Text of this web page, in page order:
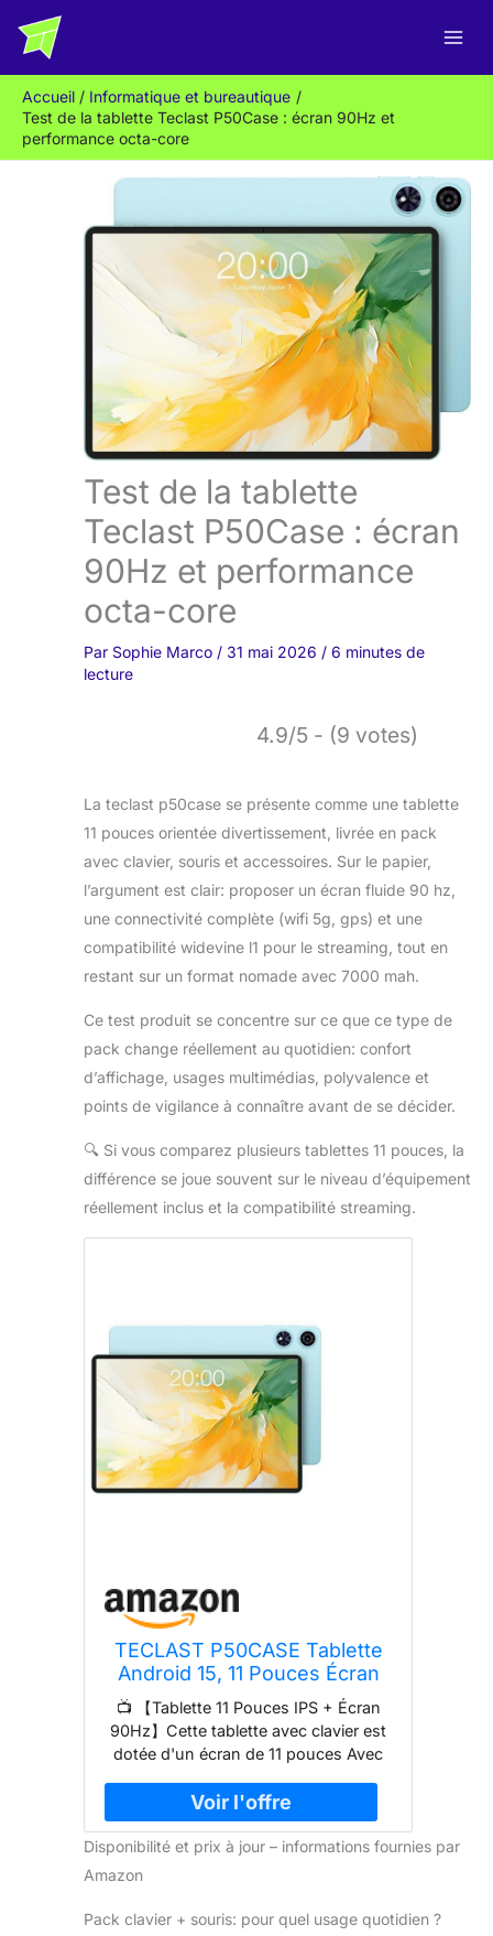
Accueil
Informatique et bureautique
Test de la tablette Teclast P50Case : écran 90Hz et
performance octa-core
Test de la tablette
Teclast P50Case : écran
90Hz et performance
octa-core
Par Sophie Marco / 31 mai 2026 / 6 minutes de
lecture
4.9/5 - (9 votes)
La teclast p50case se présente comme une tablette
11 pouces orientée divertissement, livrée en pack
avec clavier, souris et accessoires. Sur le papier,
l’argument est clair: proposer un écran fluide 90 hz,
une connectivité complète (wifi 5g, gps) et une
compatibilité widevine l1 pour le streaming, tout en
restant sur un format nomade avec 7000 mah.
Ce test produit se concentre sur ce que ce type de
pack change réellement au quotidien: confort
d’affichage, usages multimédias, polyvalence et
points de vigilance à connaître avant de se décider.
🔍 Si vous comparez plusieurs tablettes 11 pouces, la
différence se joue souvent sur le niveau d’équipement
réellement inclus et la compatibilité streaming.
TECLAST P50CASE Tablette
Android 15, 11 Pouces Écran
90Hz, 128Go ROM(TF 2To),
2.0GHz Octa-Core, Widevine
L1, 7000mAh, 5G WiFi, GPS,
5MP+8MP, Tablette Tactile
avec Clavier+Souris et Cas
📺 【Tablette 11 Pouces IPS + Écran
90Hz】Cette tablette avec clavier est
dotée d'un écran de 11 pouces Avec
de 90Hz, il affiche plus d'images par
seconde, ce qui rend la transition
d'image plus cohérente, réduit les
ombres de traînée d'image et le retard,
pouces est jumelé à un ratio d'écran
Disponibilité et prix à jour – informations fournies par
Amazon
Pack clavier + souris: pour quel usage quotidien ?
e
c
h
e